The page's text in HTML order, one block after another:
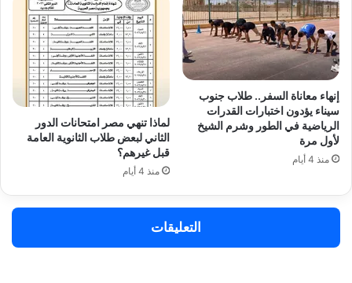
إنهاء معاناة السفر.. طلاب جنوب
سيناء يؤدون اختبارات القدرات
الرياضية في الطور وشرم الشيخ
لأول مرة
منذ 4 أيام
لماذا تنهي مصر امتحانات الدور
الثاني لبعض طلاب الثانوية العامة
قبل غيرهم؟
منذ 4 أيام
التعليقات